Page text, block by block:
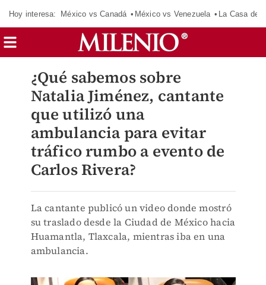
Hoy interesa: México vs Canadá México vs Venezuela La Casa de
¿Qué sabemos sobre
Natalia Jiménez, cantante
que utilizó una
ambulancia para evitar
tráfico rumbo a evento de
Carlos Rivera?
La cantante publicó un video donde mostró
su traslado desde la Ciudad de México hacia
Huamantla, Tlaxcala, mientras iba en una
ambulancia.